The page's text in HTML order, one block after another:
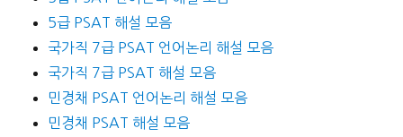
5급 PSAT 해설 모음
국가직 7급 PSAT 언어논리 해설 모음
국가직 7급 PSAT 해설 모음
민경채 PSAT 언어논리 해설 모음
민경채 PSAT 해설 모음